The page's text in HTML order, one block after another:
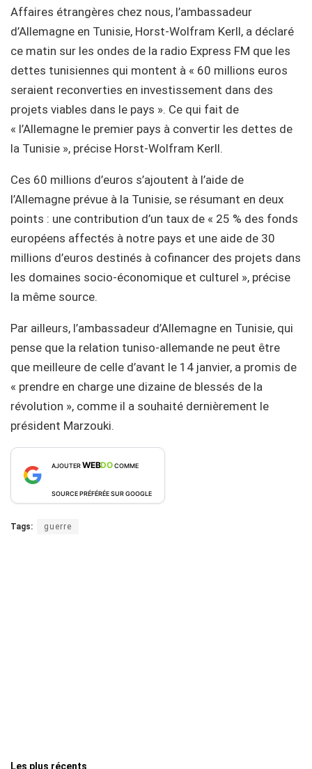
Affaires étrangères chez nous, l’ambassadeur
d’Allemagne en Tunisie, Horst-Wolfram Kerll, a déclaré
ce matin sur les ondes de la radio Express FM que les
dettes tunisiennes qui montent à « 60 millions euros
seraient reconverties en investissement dans des
projets viables dans le pays ». Ce qui fait de
« l’Allemagne le premier pays à convertir les dettes de
la Tunisie », précise Horst-Wolfram Kerll.
Ces 60 millions d’euros s’ajoutent à l’aide de
l’Allemagne prévue à la Tunisie, se résumant en deux
points : une contribution d’un taux de « 25 % des fonds
européens affectés à notre pays et une aide de 30
millions d’euros destinés à cofinancer des projets dans
les domaines socio-économique et culturel », précise
la même source.
Par ailleurs, l’ambassadeur d’Allemagne en Tunisie, qui
pense que la relation tuniso-allemande ne peut être
que meilleure de celle d’avant le 14 janvier, a promis de
« prendre en charge une dizaine de blessés de la
révolution », comme il a souhaité dernièrement le
président Marzouki.
AJOUTERWEBDOCOMME
SOURCE PRÉFÉRÉE SUR GOOGLE
Tags: guerre
Les plus récents